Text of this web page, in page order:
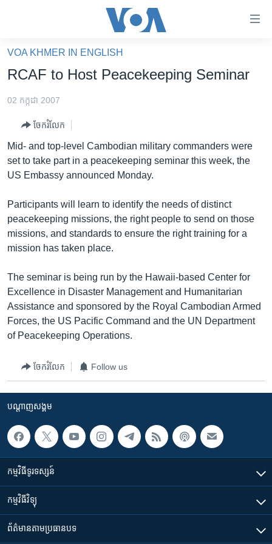
គេហទំព័រ​
ទាក់ទង
និង​
ទំព័រ​
ព័ត៌មាន​​
តែ​
រំលង​
និង​
ចូល​
ទៅ​
រចនា
សម្ព័ន្ធ​
រំលង​
និង​
ចូល​
រក
អាមេរិក
ចិន
ហេឡូវីអូអេ
កម្ពុជាច្នៃប្រតិដ្ឋ
ទូរទស្សន៍ / វីដេអូ​
វិទ្យុ / ផតខាសថ៍
Khmer English
បណ្តាញ​សង្គម
ភាសា
VOA KHMER IN ENGLISH
RCAF to Host Peacekeeping Seminar
02 កក្កដា 2007
ចែករំលែក
Mid- and top-level Cambodian military commanders were
set to take part in a peacekeeping seminar this week, the
US Embassy announced Monday.
Participants will learn to identify the needs of distinct
peacekeeping missions, the right people to send on those
missions, and standards to ensure the right training for a
mission has taken place.
The seminar is being run by the Hawaii-based Center for
Excellence in Disaster Management and Humanitarian
Assistance and sponsored by the Royal Cambodian Armed
Forces, the US Pacific Command and the UN Department
of Peacekeeping Operations.
ចែករំលែក Follow us
បណ្តាញ​សង្គម
កម្មវិធី​ទូរទស្សន៍
កម្មវិធី​វិទ្យុ
ព័ត៌មាន​តាមប្រធានបទ​